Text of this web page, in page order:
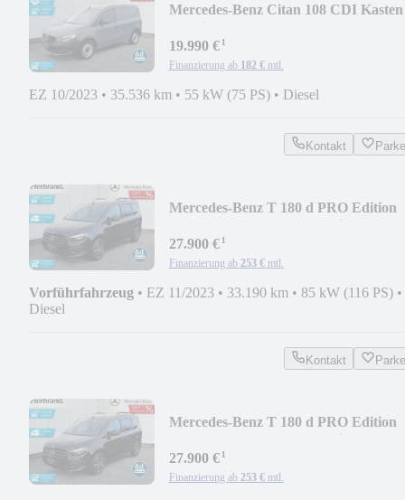
Mercedes-Benz Citan 108 CDI Kasten
19.990 €¹
Finanzierung ab 182 € mtl.
EZ 10/2023 • 35.536 km • 55 kW (75 PS) • Diesel
Kontakt
Mercedes-Benz T 180 d PRO Edition
27.900 €¹
Finanzierung ab 253 € mtl.
Vorführfahrzeug • EZ 11/2023 • 33.190 km • 85 kW (116 PS) •
Diesel
Kontakt
Mercedes-Benz T 180 d PRO Edition
27.900 €¹
Finanzierung ab 253 € mtl.